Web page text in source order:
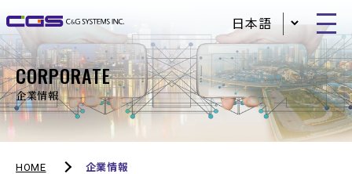
CORPORATE
企業情報
HOME 企業情報